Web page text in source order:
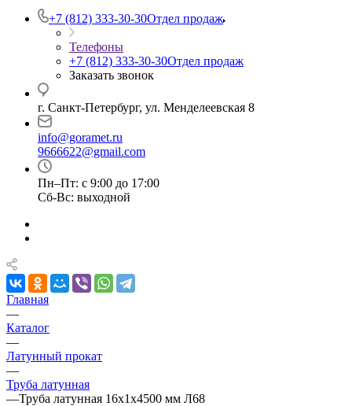
+7 (812) 333-30-30Отдел продаж
Телефоны
+7 (812) 333-30-30Отдел продаж
Заказать звонок
г. Санкт-Петербург, ул. Менделеевская 8
info@goramet.ru
9666622@gmail.com
Пн–Пт: с 9:00 до 17:00
Сб-Вс: выходной
Главная
—
Каталог
—
Латунный прокат
—
Труба латунная
—Труба латунная 16х1х4500 мм Л68